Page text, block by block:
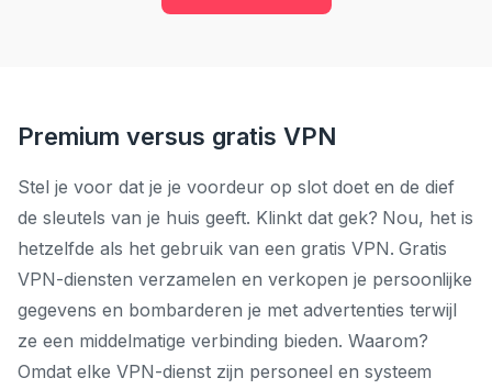
Premium versus gratis VPN
Stel je voor dat je je voordeur op slot doet en de dief
de sleutels van je huis geeft. Klinkt dat gek? Nou, het is
hetzelfde als het gebruik van een gratis VPN. Gratis
VPN-diensten verzamelen en verkopen je persoonlijke
gegevens en bombarderen je met advertenties terwijl
ze een middelmatige verbinding bieden. Waarom?
Omdat elke VPN-dienst zijn personeel en systeem